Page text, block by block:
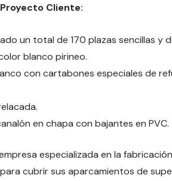
Cliente:
un total de 170 plazas sencillas y
blanco pirineo.
con cartabones especiales de
en chapa con bajantes en PVC.
especializada en la
cubrir sus aparcamientos de